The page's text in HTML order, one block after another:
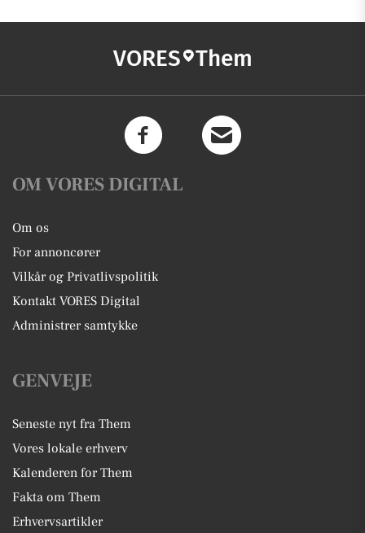
VORES Them
OM VORES DIGITAL
Om os
For annoncører
Vilkår og Privatlivspolitik
Kontakt VORES Digital
Administrer samtykke
GENVEJE
Seneste nyt fra Them
Vores lokale erhverv
Kalenderen for Them
Fakta om Them
Erhvervsartikler